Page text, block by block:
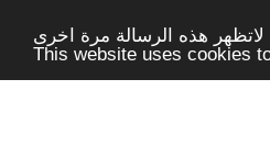
هذه الرسالة مرة اخرى -
This website uses cookies